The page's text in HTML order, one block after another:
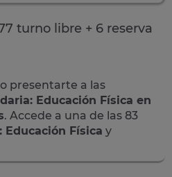
turno libre + 6 reserva
presentarte a las
Educación Física en
. Accede a una de las 83
Educación Física y